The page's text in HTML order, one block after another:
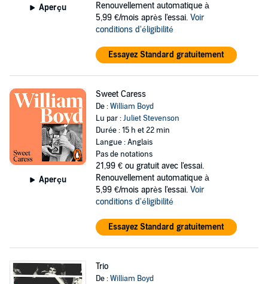
Aperçu
Renouvellement automatique à
5,99 €/mois après l'essai. Voir
conditions d'éligibilité
Essayez Standard gratuitement
Aperçu
Sweet Caress
De :William Boyd
Lu par :Juliet Stevenson
Durée : 15 h et 22 min
Langue : Anglais
Pas de notations
21,99 € ou gratuit avec l'essai.
Renouvellement automatique à
5,99 €/mois après l'essai. Voir
conditions d'éligibilité
Essayez Standard gratuitement
Trio
De :William Boyd